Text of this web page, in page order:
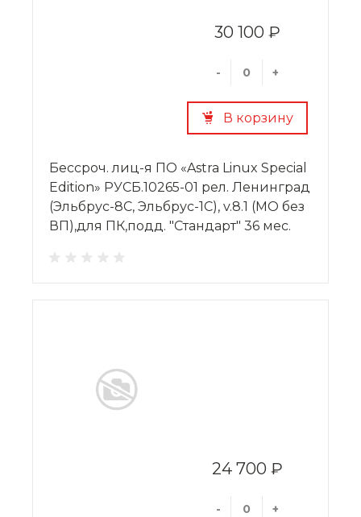
30 100 ₽
- +
В корзину
Бессроч. лиц-я ПО «Astra Linux Special
Edition» РУСБ.10265-01 рел. Ленинград
(Эльбрус-8С, Эльбрус-1С), v.8.1 (МО без
ВП),для ПК,подд. "Стандарт" 36 мес.
24 700 ₽
- +